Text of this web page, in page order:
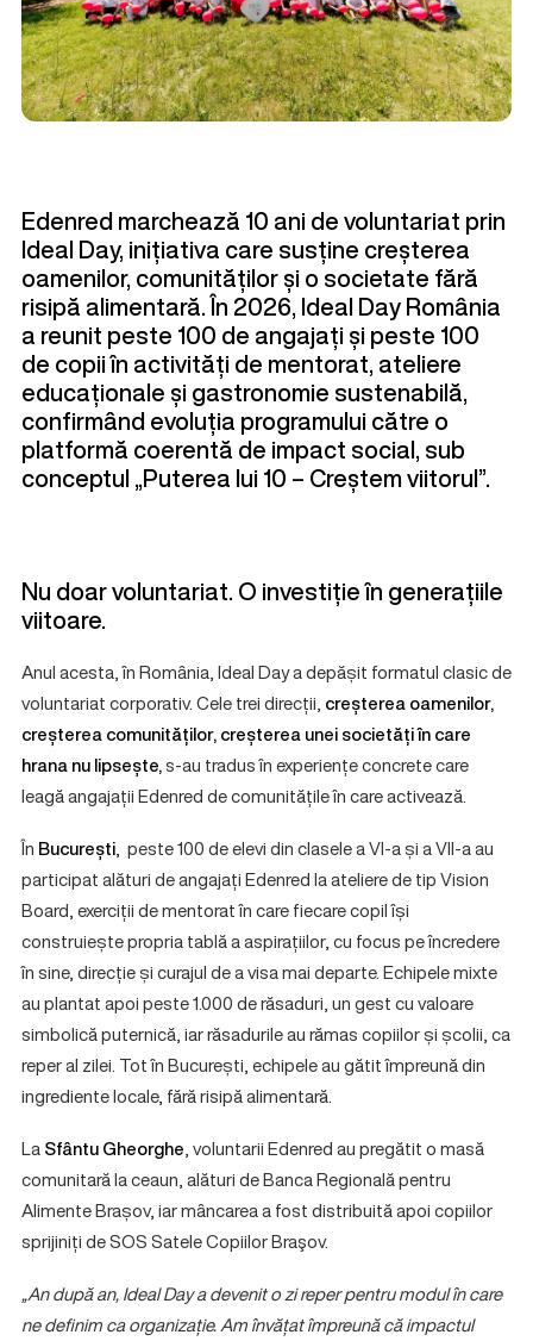
Edenred marchează 10 ani de voluntariat prin
Ideal Day, inițiativa care susține creșterea
oamenilor, comunităților și o societate fără
risipă alimentară. În 2026, Ideal Day România
a reunit peste 100 de angajați și peste 100
de copii în activități de mentorat, ateliere
educaționale și gastronomie sustenabilă,
confirmând evoluția programului către o
platformă coerentă de impact social, sub
conceptul „Puterea lui 10 – Creștem viitorul”.
Nu doar voluntariat. O investiție în generațiile
viitoare.
Anul acesta, în România, Ideal Day a depășit formatul clasic de
voluntariat corporativ. Cele trei direcții, creșterea oamenilor,
creșterea comunităților, creșterea unei societăți în care
hrana nu lipsește,s-au tradus în experiențe concrete care
leagă angajații Edenred de comunitățile în care activează.
În București, peste 100 de elevi din clasele a VI-a și a VII-a au
participat alături de angajați Edenred la ateliere de tip Vision
Board, exerciții de mentorat în care fiecare copil își
construiește propria tablă a aspirațiilor, cu focus pe încredere
în sine, direcție și curajul de a visa mai departe. Echipele mixte
au plantat apoi peste 1.000 de răsaduri, un gest cu valoare
simbolică puternică, iar răsadurile au rămas copiilor și școlii, ca
reper al zilei. Tot în București, echipele au gătit împreună din
ingrediente locale, fără risipă alimentară.
LaSfântu Gheorghe, voluntarii Edenred au pregătit o masă
comunitară la ceaun, alături de Banca Regională pentru
Alimente Brașov, iar mâncarea a fost distribuită apoi copiilor
sprijiniți de SOS Satele Copiilor Braşov.
„An după an, Ideal Day a devenit o zi reper pentru modul în care
ne definim ca organizație. Am învățat împreună că impactul